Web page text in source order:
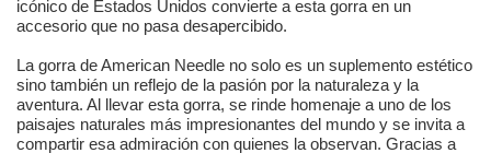
icónico de Estados Unidos convierte a esta gorra en un
accesorio que no pasa desapercibido.
La gorra de American Needle no solo es un suplemento estético
sino también un reflejo de la pasión por la naturaleza y la
aventura. Al llevar esta gorra, se rinde homenaje a uno de los
paisajes naturales más impresionantes del mundo y se invita a
compartir esa admiración con quienes la observan. Gracias a